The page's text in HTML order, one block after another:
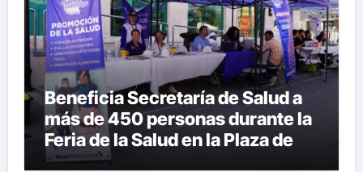
Beneficia Secretaría de Salud a
más de 450 personas durante la
Feria de la Salud en la Plaza de
Armas